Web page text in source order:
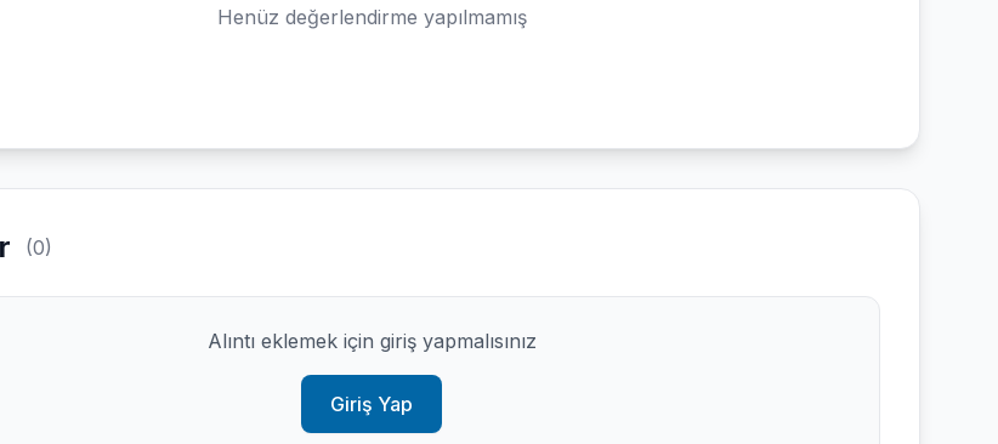
Henüz değerlendirme yapılmamış
(0)
Alıntı eklemek için giriş yapmalısınız
Giriş Yap